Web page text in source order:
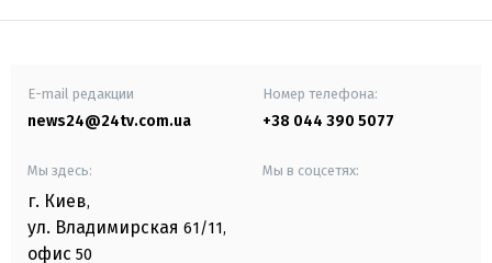
E-mail редакции
news24@24tv.com.ua
Номер телефона:
+38 044 390 5077
Мы здесь:
г. Киев,
ул. Владимирская 61/11,
офис 50
Мы в соцсетях: